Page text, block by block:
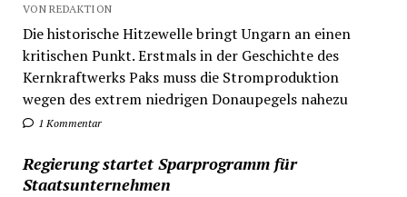
VON REDAKTION
Die historische Hitzewelle bringt Ungarn an einen
kritischen Punkt. Erstmals in der Geschichte des
Kernkraftwerks Paks muss die Stromproduktion
wegen des extrem niedrigen Donaupegels nahezu
1 Kommentar
Regierung startet Sparprogramm für
Staatsunternehmen